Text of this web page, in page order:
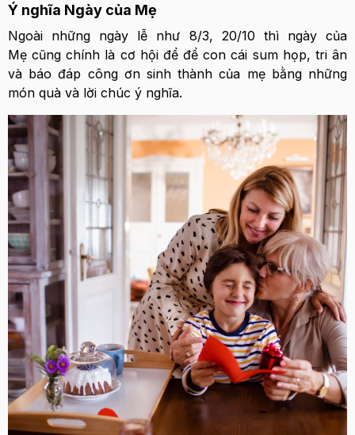
Ý nghĩa Ngày của Mẹ
Ngoài những ngày lễ như 8/3, 20/10 thì ngày của
Mẹ cũng chính là cơ hội để để con cái sum họp, tri ân
và báo đáp công ơn sinh thành của mẹ bằng những
món quà và lời chúc ý nghĩa.